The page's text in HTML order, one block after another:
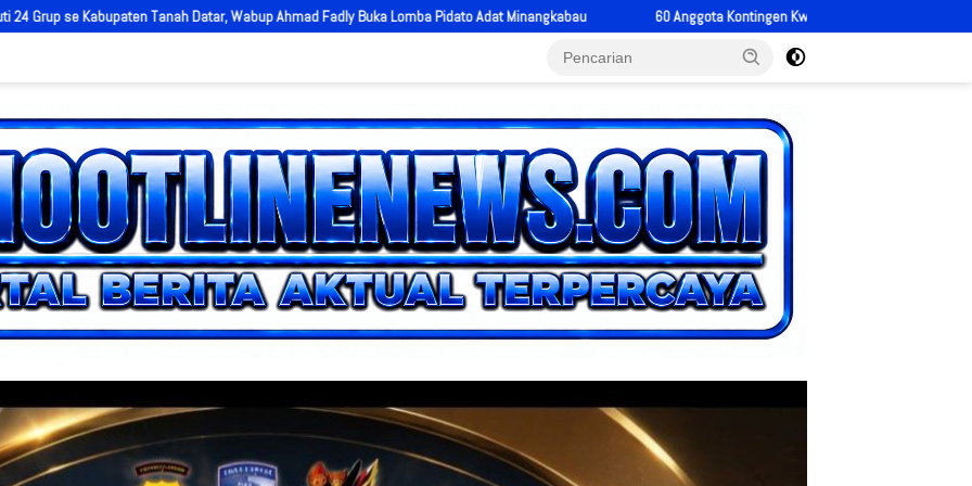
Fadly Buka Lomba Pidato Adat Minangkabau 60 Anggota Kontingen Kwarcab 0304 Gerakan Pramuka Tanah Datar Ikuti Jamnas XII Ke Cibubur